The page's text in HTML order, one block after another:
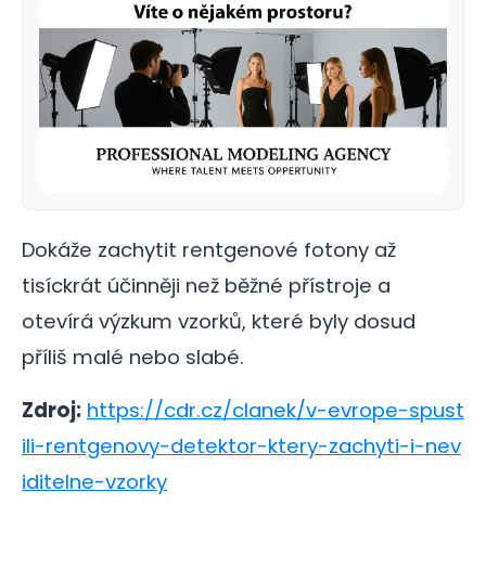
Dokáže zachytit rentgenové fotony až
tisíckrát účinněji než běžné přístroje a
otevírá výzkum vzorků, které byly dosud
příliš malé nebo slabé.
Zdroj: https://cdr.cz/clanek/v-evrope-spust
ili-rentgenovy-detektor-ktery-zachyti-i-nev
iditelne-vzorky